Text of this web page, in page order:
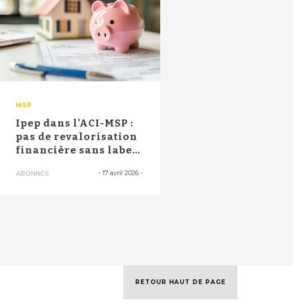
MSP
Ipep dans l'ACI-MSP :
pas de revalorisation
financière sans label
ABONNÉS - 17 avril 2026 -
RETOUR HAUT DE PAGE